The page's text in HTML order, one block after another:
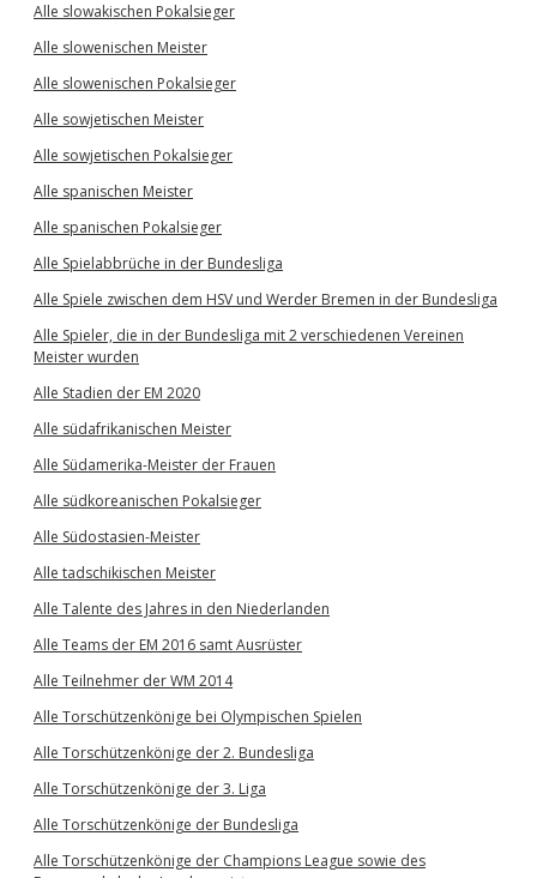
Alle slowakischen Pokalsieger
Alle slowenischen Meister
Alle slowenischen Pokalsieger
Alle sowjetischen Meister
Alle sowjetischen Pokalsieger
Alle spanischen Meister
Alle spanischen Pokalsieger
Alle Spielabbrüche in der Bundesliga
Alle Spiele zwischen dem HSV und Werder Bremen in der Bundesliga
Alle Spieler, die in der Bundesliga mit 2 verschiedenen Vereinen
Meister wurden
Alle Stadien der EM 2020
Alle südafrikanischen Meister
Alle Südamerika-Meister der Frauen
Alle südkoreanischen Pokalsieger
Alle Südostasien-Meister
Alle tadschikischen Meister
Alle Talente des Jahres in den Niederlanden
Alle Teams der EM 2016 samt Ausrüster
Alle Teilnehmer der WM 2014
Alle Torschützenkönige bei Olympischen Spielen
Alle Torschützenkönige der 2. Bundesliga
Alle Torschützenkönige der 3. Liga
Alle Torschützenkönige der Bundesliga
Alle Torschützenkönige der Champions League sowie des